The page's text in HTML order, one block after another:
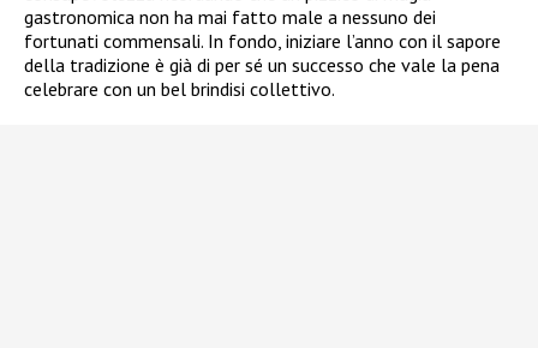
gastronomica non ha mai fatto male a nessuno dei
fortunati commensali. In fondo, iniziare l’anno con il sapore
della tradizione è già di per sé un successo che vale la pena
celebrare con un bel brindisi collettivo.